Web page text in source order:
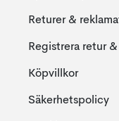
Returer &
Registrera retur
Köpvillkor
Säkerhetspolicy